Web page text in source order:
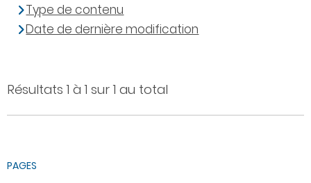
Résultats 1 à 1 sur 1 au total
PAGES
Type de contenu
Date de dernière modification